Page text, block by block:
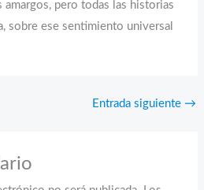
pero todas las historias
sobre ese sentimiento universal
Entrada siguiente →